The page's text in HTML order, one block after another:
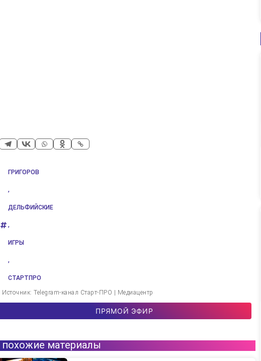
ГРИГОРОВ
,
ДЕЛЬФИЙСКИЕ
,
ИГРЫ
,
СТАРТПРО
Источник: Telegram-канал Старт-ПРО | Медиацентр
ПРЯМОЙ ЭФИР
похожие материалы